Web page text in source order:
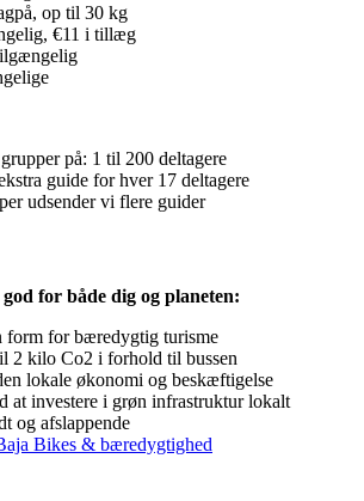
op til 30 kg
€11 i tillæg
på: 1 til 200 deltagere
guide for hver 17 deltagere
udsender vi flere guider
for både dig og planeten:
form for bæredygtig turisme
2 kilo Co2 i forhold til bussen
lokale økonomi og beskæftigelse
at investere i grøn infrastruktur lokalt
og afslappende
Bikes & bæredygtighed